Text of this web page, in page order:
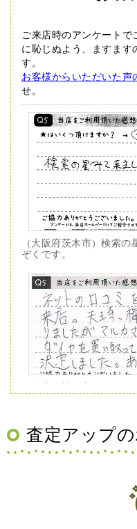
ご来店時のアンケートで
に恥じぬよう、ますます
す。
お客様からいただいた声
せ。
（大阪府茨木市）検索
ぞくです。
（兵庫県神戸市）ネット
王寺、梅田の有名買取店
査定アップ